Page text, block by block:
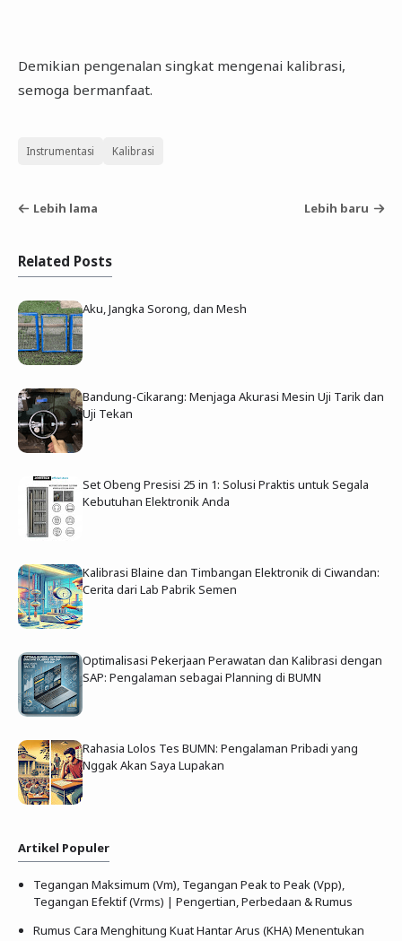
Demikian pengenalan singkat mengenai kalibrasi,
semoga bermanfaat.
Instrumentasi Kalibrasi
Lebih lama Lebih baru
Related Posts
Aku, Jangka Sorong, dan Mesh
Bandung-Cikarang: Menjaga Akurasi Mesin Uji Tarik dan
Uji Tekan
Set Obeng Presisi 25 in 1: Solusi Praktis untuk Segala
Kebutuhan Elektronik Anda
Kalibrasi Blaine dan Timbangan Elektronik di Ciwandan:
Cerita dari Lab Pabrik Semen
Optimalisasi Pekerjaan Perawatan dan Kalibrasi dengan
SAP: Pengalaman sebagai Planning di BUMN
Rahasia Lolos Tes BUMN: Pengalaman Pribadi yang
Nggak Akan Saya Lupakan
Artikel Populer
Tegangan Maksimum (Vm), Tegangan Peak to Peak (Vpp),
Tegangan Efektif (Vrms) | Pengertian, Perbedaan & Rumus
Rumus Cara Menghitung Kuat Hantar Arus (KHA) Menentukan